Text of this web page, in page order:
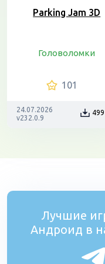
Parking Jam 3D
Головоломки
101
24.07.2026
v232.0.9
Лучшие
Андроид в